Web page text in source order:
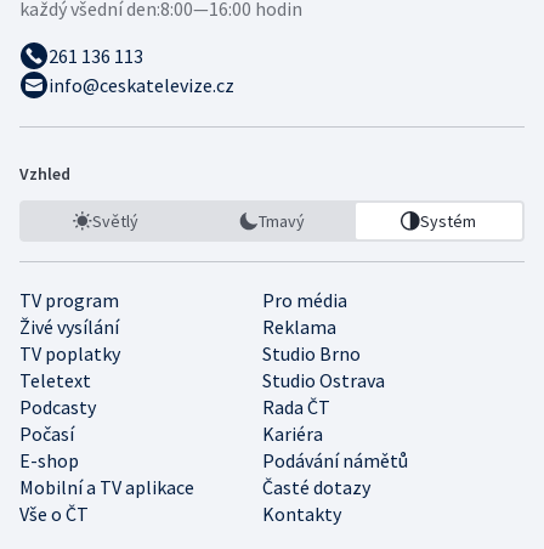
každý všední den:8:00—16:00 hodin
261 136 113
info@ceskatelevize.cz
Vzhled
Světlý Tmavý Systém
TV program
Pro média
Živé vysílání
Reklama
TV poplatky
Studio Brno
Teletext
Studio Ostrava
Podcasty
Rada ČT
Počasí
Kariéra
E-shop
Podávání námětů
Mobilní a TV aplikace
Časté dotazy
Vše o ČT
Kontakty